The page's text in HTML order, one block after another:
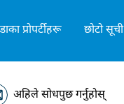
प्रोपर्टीहरू छोटो सूची
अहिले सोधपुछ गर्नुहोस्